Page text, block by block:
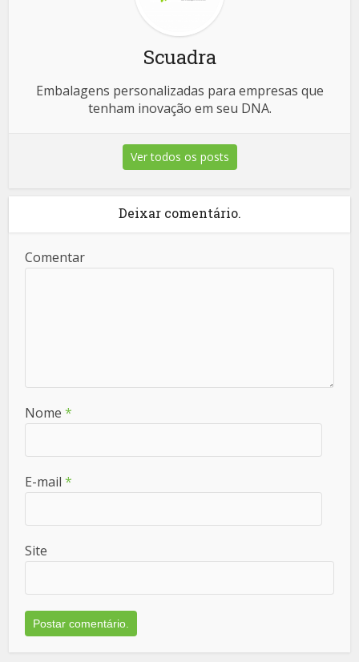
Scuadra
Embalagens personalizadas para empresas que
tenham inovação em seu DNA.
Ver todos os posts
Deixar comentário.
Comentar
Nome*
E-mail*
Site